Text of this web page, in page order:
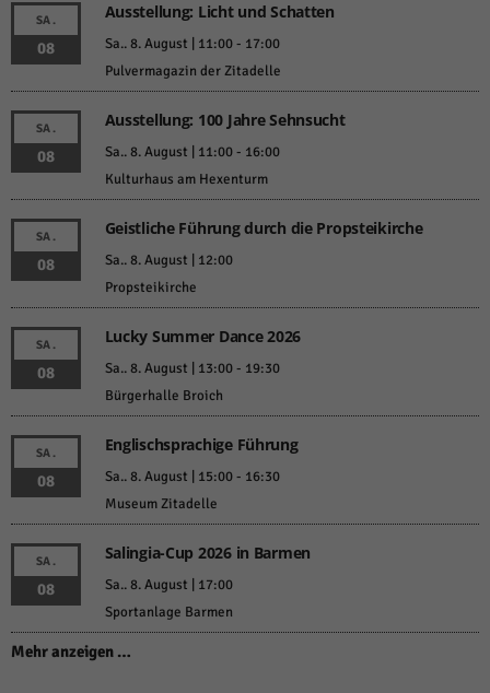
SA.
08
Ausstellung: Licht und Schatten
Sa.. 8. August | 11:00- 17:00
Pulvermagazin der Zitadelle
SA.
08
Ausstellung: 100 Jahre Sehnsucht
Sa.. 8. August | 11:00- 16:00
Kulturhaus am Hexenturm
SA.
08
Geistliche Führung durch die Propsteikirche
Sa.. 8. August | 12:00
Propsteikirche
SA.
08
Lucky Summer Dance 2026
Sa.. 8. August | 13:00- 19:30
Bürgerhalle Broich
SA.
08
Englischsprachige Führung
Sa.. 8. August | 15:00- 16:30
Museum Zitadelle
SA.
08
Salingia-Cup 2026 in Barmen
Sa.. 8. August | 17:00
Sportanlage Barmen
Mehr anzeigen …